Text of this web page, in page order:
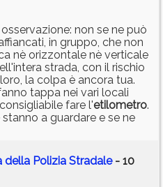
non se ne può
in gruppo, che non
nè orizzontale nè verticale
strada, con il rischio
la colpa è ancora tua.
tappa nei vari locali
fare l'etilometro.
a guardare e se ne
della Polizia Stradale- 10